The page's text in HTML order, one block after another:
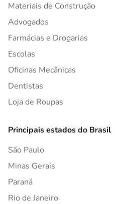
Materiais de Construção
Advogados
Farmácias e Drogarias
Escolas
Oficinas Mecânicas
Dentistas
Loja de Roupas
Principais estados do Brasil
São Paulo
Minas Gerais
Paraná
Rio de Janeiro